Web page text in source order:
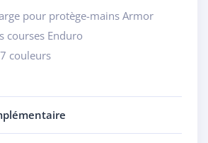
pour protège-mains Armor
courses Enduro
couleurs